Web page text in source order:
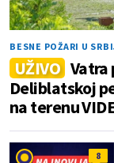
BESNE POŽARI U
UŽIVO Vatra
Deliblatskoj
na terenu
8